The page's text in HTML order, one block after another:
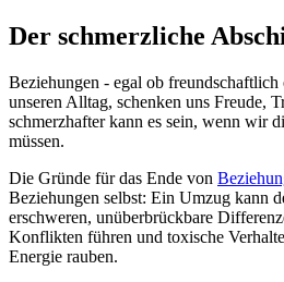
Der schmerzliche
Beziehungen - egal ob freundschaftlich
unseren Alltag, schenken uns Freude,
schmerzhafter kann es sein, wenn wir
müssen.
Die Gründe für das Ende von
Beziehungen selbst: Ein Umzug kann
erschweren, unüberbrückbare
Konflikten führen und toxische
Energie rauben.